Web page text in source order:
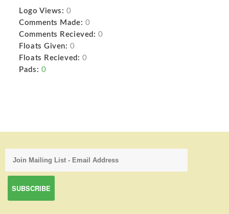
Logo Views: 0
Comments Made: 0
Comments Recieved: 0
Floats Given: 0
Floats Recieved: 0
Pads: 0